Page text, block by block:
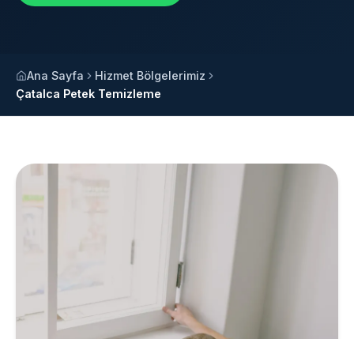
Ana Sayfa
Hizmet Bölgelerimiz
Çatalca Petek Temizleme